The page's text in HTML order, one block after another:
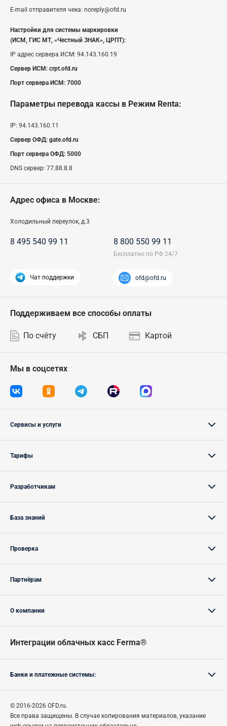
E-mail отправителя чека: noreply@ofd.ru
Настройки для системы маркировки
(ИСМ, ГИС МТ, «Честный ЗНАК», ЦРПТ):
IP адрес сервера ИСМ: 94.143.160.19
Сервер ИСМ: crpt.ofd.ru
Порт сервера ИСМ: 7000
Параметры перевода кассы в Режим Renta:
IP: 94.143.160.11
Сервер ОФД: gate.ofd.ru
Порт сервера ОФД: 5000
DNS сервер: 77.88.8.8
Адрес офиса в Москве:
Холодильный переулок, д.3
8 495 540 99 11 8 800 550 99 11
Чат поддержки ofd@ofd.ru
Мы в соцсетях
Поддерживаем все способы оплаты
По счёту СБП Картой
Сервисы и услуги
Тарифы
Разработчикам
База знаний
Проверка
Партнёрам
О компании
Интеграции облачных касс Ferma®
Банки и платежные системы:
© 2016-2026 OFD.ru.
Все права защищены. В случае копирования материалов, указание